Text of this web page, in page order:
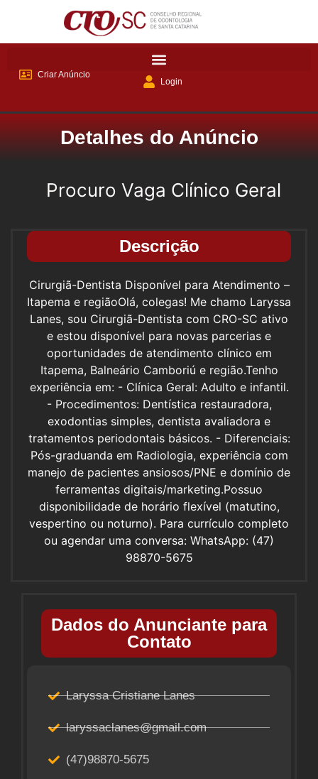
Criar Anúncio
Login
Detalhes do Anúncio
Procuro Vaga Clínico Geral
Descrição
Cirurgiã-Dentista Disponível para Atendimento –
Itapema e região ​Olá, colegas! Me chamo Laryssa
Lanes, sou Cirurgiã-Dentista com CRO-SC ativo
e estou disponível para novas parcerias e
oportunidades de atendimento clínico em
Itapema, Balneário Camboriú e região. ​Tenho
experiência em: - ​Clínica Geral: Adulto e infantil.
- ​Procedimentos: Dentística restauradora,
exodontias simples, dentista avaliadora e
tratamentos periodontais básicos. - ​Diferenciais:
Pós-graduanda em Radiologia, experiência com
manejo de pacientes ansiosos/PNE e domínio de
ferramentas digitais/marketing. ​Possuo
disponibilidade de horário flexível (matutino,
vespertino ou noturno). Para currículo completo
ou agendar uma conversa: WhatsApp: (47)
98870-5675
Dados do Anunciante para
Contato
Laryssa Cristiane Lanes
laryssaclanes@gmail.com
(47)98870-5675